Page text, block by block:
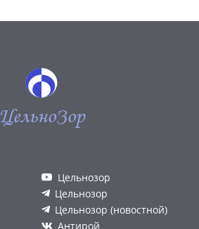
ЦельноЗор
Цельнозор
Цельнозор
Цельнозор (новостной)
Антирой